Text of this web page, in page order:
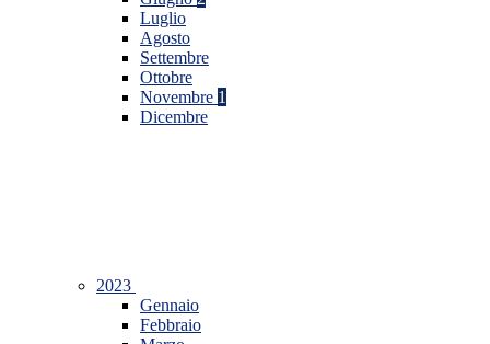
Luglio
Agosto
Settembre
Ottobre
Novembre 1
Dicembre
2023
Gennaio
Febbraio